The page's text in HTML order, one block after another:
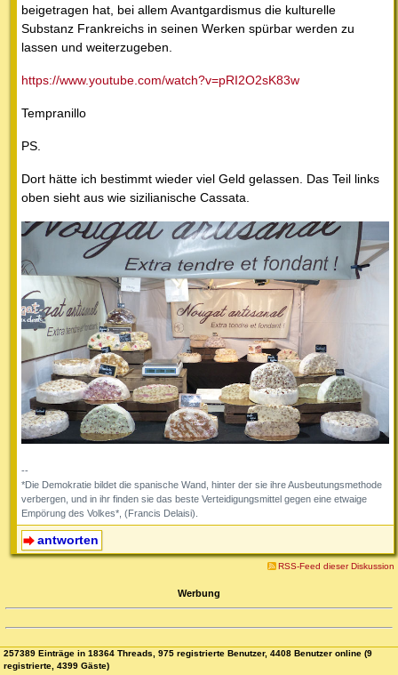
beigetragen hat, bei allem Avantgardismus die kulturelle
Substanz Frankreichs in seinen Werken spürbar werden zu
lassen und weiterzugeben.
https://www.youtube.com/watch?v=pRI2O2sK83w
Tempranillo
PS.
Dort hätte ich bestimmt wieder viel Geld gelassen. Das Teil links
oben sieht aus wie sizilianische Cassata.
--
*Die Demokratie bildet die spanische Wand, hinter der sie ihre Ausbeutungsmethode
verbergen, und in ihr finden sie das beste Verteidigungsmittel gegen eine etwaige
Empörung des Volkes*, (Francis Delaisi).
antworten
RSS-Feed dieser Diskussion
Werbung
257389 Einträge in 18364 Threads, 975 registrierte Benutzer, 4408 Benutzer online (9
registrierte, 4399 Gäste)